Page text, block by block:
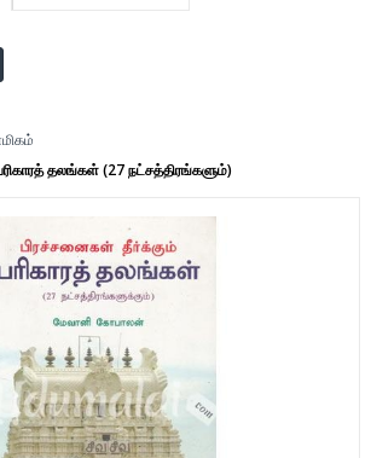
தலங்கள் (27 நட்சத்திரங்களும்)